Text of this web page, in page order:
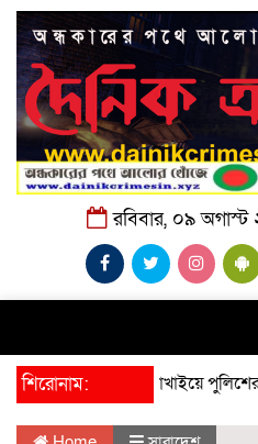
রবিবার, ০৯ অগাস্ট
শিরোনাম:লাখাইয়ে পুলিশের হাতে ৫৩৩